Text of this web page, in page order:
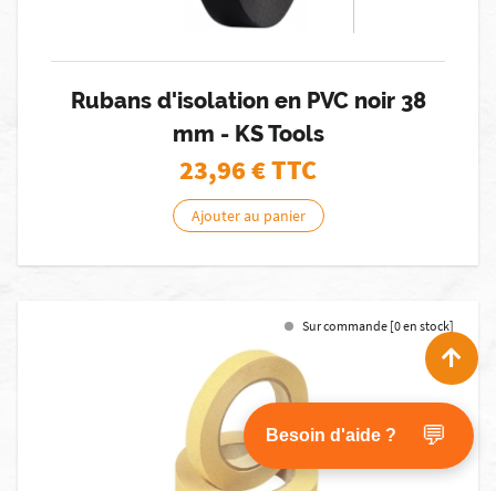
Rubans d'isolation en PVC noir 38
mm - KS Tools
23,96€ TTC
Ajouter au panier
Sur commande [0 en stock]
Besoin d'aide ? 💬